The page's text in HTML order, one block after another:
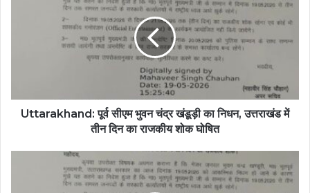
Uttarakhand: पूर्व सीएम भुवन चंद्र खंडूड़ी का निधन, उत्तराखंड में
तीन दिन का राजकीय शोक घोषित